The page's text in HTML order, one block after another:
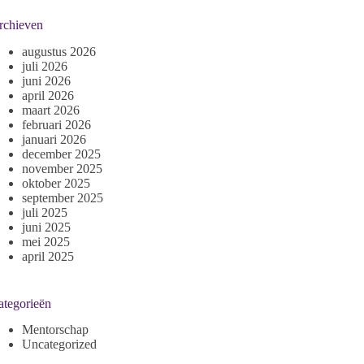
augustus 2026
juli 2026
juni 2026
april 2026
maart 2026
februari 2026
januari 2026
december 2025
november 2025
oktober 2025
september 2025
juli 2025
juni 2025
mei 2025
april 2025
Mentorschap
Uncategorized